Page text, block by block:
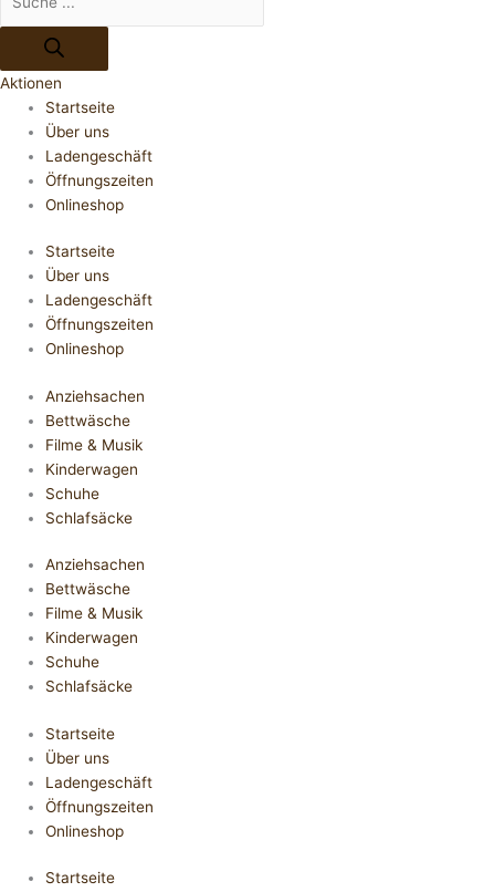
Aktionen
Startseite
Über uns
Ladengeschäft
Öffnungszeiten
Onlineshop
Startseite
Über uns
Ladengeschäft
Öffnungszeiten
Onlineshop
Anziehsachen
Bettwäsche
Filme & Musik
Kinderwagen
Schuhe
Schlafsäcke
Anziehsachen
Bettwäsche
Filme & Musik
Kinderwagen
Schuhe
Schlafsäcke
Startseite
Über uns
Ladengeschäft
Öffnungszeiten
Onlineshop
Startseite